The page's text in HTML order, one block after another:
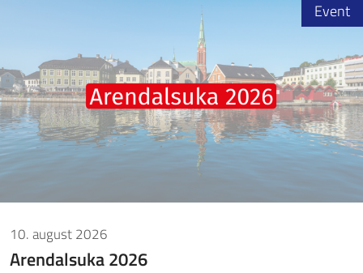
10. august 2026
Arendalsuka 2026
Event